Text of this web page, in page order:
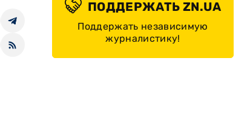
ПОДДЕРЖАТЬ ZN.UA
Поддержать независимую
журналистику!